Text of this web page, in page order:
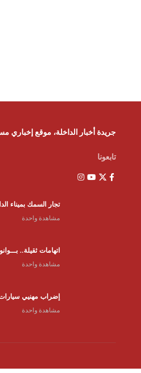
جريدة أخبار الداخلة، موقع إخباري
تابعونا
تجار السمك بميناء
مشاهدة واحدة
اتهامات ثقيلة.. بـــوانو يكشف تـــورط 10 برلمانيين في شبكات
مشاهدة واحدة
إضراب مهنيي
مشاهدة واحدة